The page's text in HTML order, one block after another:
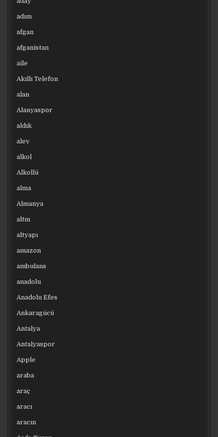
adım
afgan
afganistan
aile
Akıllı Telefon
alan
Alanyaspor
aldık
alev
alkol
Alkollü
alma
Almanya
altın
altyapı
amazon
ambulans
anadolu
Anadolu Efes
Ankaragücü
Antalya
Antalyaspor
Apple
araba
araç
aracı
aracın